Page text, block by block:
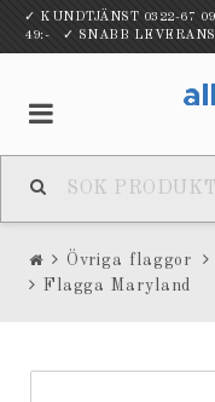
✓ KUNDTJÄNST 0322-67
49:- ✓ SNABB
Övriga flaggor
Flagga Maryland